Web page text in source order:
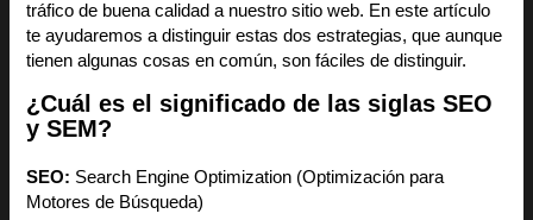
tráfico de buena calidad a nuestro sitio web. En este artículo
te ayudaremos a distinguir estas dos estrategias, que aunque
tienen algunas cosas en común, son fáciles de distinguir.
¿Cuál es el significado de las siglas SEO
y SEM?
SEO: Search Engine Optimization (Optimización para
Motores de Búsqueda)